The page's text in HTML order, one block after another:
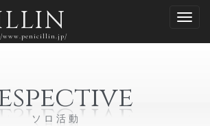
www.penicillin.jp/
ソロ活動